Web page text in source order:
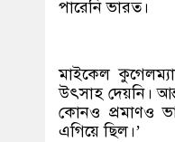
পারেনি ভারত।
মাইকেল
উৎসাহ দেয়নি।
কোনও প্রমাণও
এগিয়ে ছিল।’